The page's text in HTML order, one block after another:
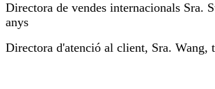
Directora de vendes internacionals Sra.
anys
Directora d'atenció al client, Sra. Wang,